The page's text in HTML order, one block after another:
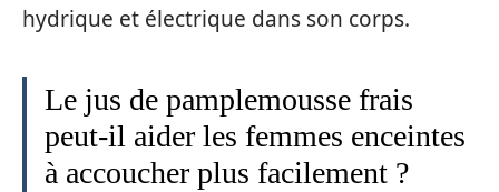
hydrique et électrique dans son corps.
Le jus de pamplemousse frais
peut-il aider les femmes enceintes
à accoucher plus facilement ?